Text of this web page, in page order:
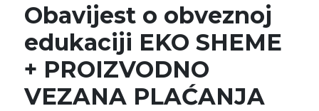
Obavijest o obveznoj
edukaciji EKO SHEME
+ PROIZVODNO
VEZANA PLAĆANJA